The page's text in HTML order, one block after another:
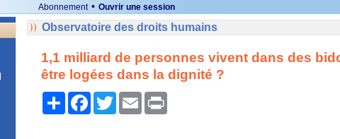
Abonnement • Ouvrir une session
Observatoire des droits humains
1,1 milliard de personnes vivent dans des
être logées dans la dignité ?
PartagerFacebook
TwitterEmail Print